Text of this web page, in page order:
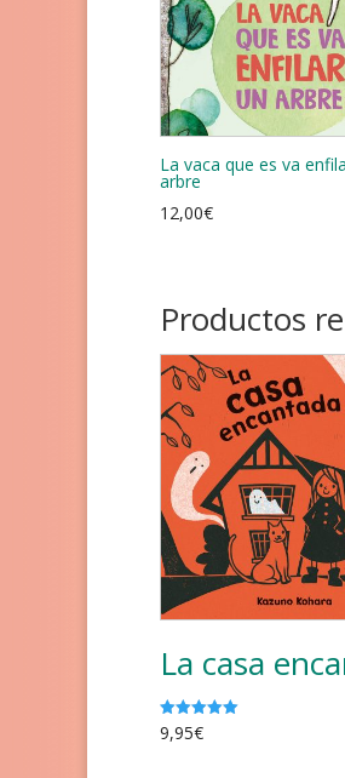
La vaca que es va
arbre
12,00€
Productos
La casa
Valorado
con
9,95€